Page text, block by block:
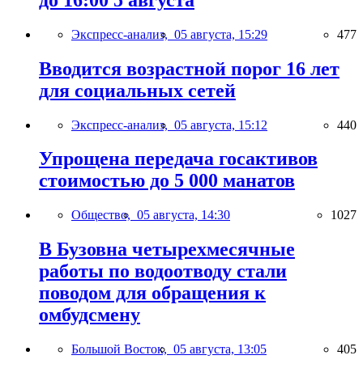
Экспресс-анализ, 05 августа, 15:29 477
Вводится возрастной порог 16 лет
для социальных сетей
Экспресс-анализ, 05 августа, 15:12 440
Упрощена передача госактивов
стоимостью до 5 000 манатов
Общество, 05 августа, 14:30 1027
В Бузовна четырехмесячные
работы по водоотводу стали
поводом для обращения к
омбудсмену
Большой Восток, 05 августа, 13:05 405